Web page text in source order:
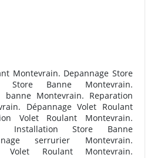
Montevrain. Depannage Store
Store Banne Montevrain.
Montevrain. Reparation
Dépannage Volet Roulant
Volet Roulant Montevrain.
Installation Store Banne
serrurier Montevrain.
Volet Roulant Montevrain.